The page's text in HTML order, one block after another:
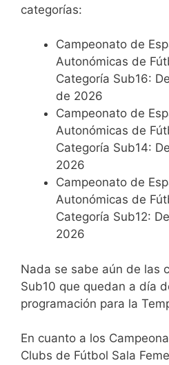
categorías:
Campeonato de
Autonómicas de
Categoría Sub16:
de 2026
Campeonato de
Autonómicas de
Categoría Sub14:
2026
Campeonato de
Autonómicas de
Categoría Sub12:
2026
Nada se sabe aún de las
Sub10 que quedan a día
programación para la
En cuanto a los
Clubs de Fútbol Sala